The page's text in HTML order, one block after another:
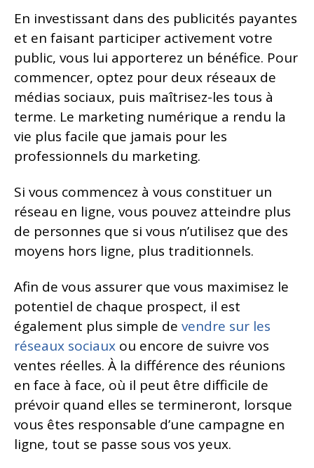
En investissant dans des publicités payantes
et en faisant participer activement votre
public, vous lui apporterez un bénéfice. Pour
commencer, optez pour deux réseaux de
médias sociaux, puis maîtrisez-les tous à
terme. Le marketing numérique a rendu la
vie plus facile que jamais pour les
professionnels du marketing.
Si vous commencez à vous constituer un
réseau en ligne, vous pouvez atteindre plus
de personnes que si vous n’utilisez que des
moyens hors ligne, plus traditionnels.
Afin de vous assurer que vous maximisez le
potentiel de chaque prospect, il est
également plus simple de vendre sur les
réseaux sociaux ou encore de suivre vos
ventes réelles. À la différence des réunions
en face à face, où il peut être difficile de
prévoir quand elles se termineront, lorsque
vous êtes responsable d’une campagne en
ligne, tout se passe sous vos yeux.